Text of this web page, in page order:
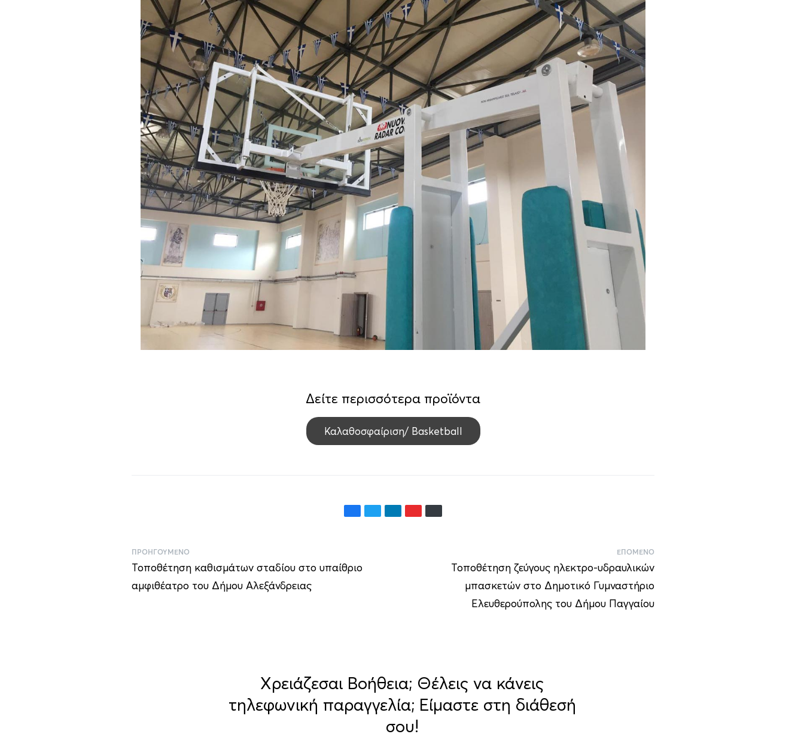
Δείτε περισσότερα προϊόντα
Καλαθοσφαίριση/ Basketball
ΠΡΟΗΓΟΎΜΕΝΟ
Τοποθέτηση καθισμάτων σταδίου στο υπαίθριο
αμφιθέατρο του Δήμου Αλεξάνδρειας
ΕΠΌΜΕΝΟ
Τοποθέτηση ζεύγους ηλεκτρο-υδραυλικών
μπασκετών στο Δημοτικό Γυμναστήριο
Ελευθερούπολης του Δήμου Παγγαίου
Χρειάζεσαι Βοήθεια; Θέλεις να κάνεις
τηλεφωνική παραγγελία; Είμαστε στη διάθεσή
σου!